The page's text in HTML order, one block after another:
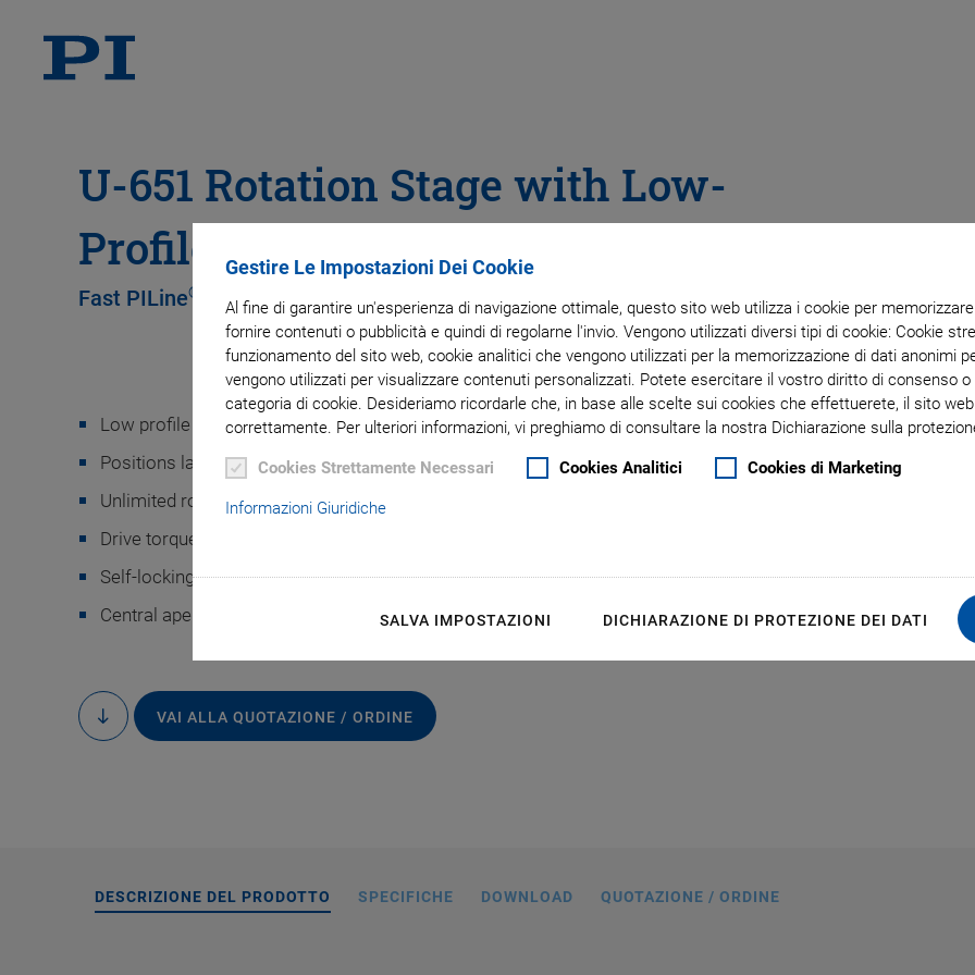
Gestire Le Impostazioni Dei Cookie
Al fine di garantire un'esperienza di navigazione ottimale, questo sito web utilizza i cookie per
fornire contenuti o pubblicità e quindi di regolarne l'invio. Vengono utilizzati diversi tipi di cookie: Cookie
funzionamento del sito web, cookie analitici che vengono utilizzati per la memorizzazione di dati anonimi
vengono utilizzati per visualizzare contenuti personalizzati. Potete esercitare il vostro diritto di consenso
categoria di cookie. Desideriamo ricordarle che, in base alle scelte sui cookies che effettuerete, il sito
correttamente. Per ulteriori informazioni, vi preghiamo di consultare la nostra Dichiarazione sulla
Cookies Strettamente Necessari Cookies Analitici Cookies di Marketing
Informazioni Giuridiche
SALVA IMPOSTAZIONI DICHIARAZIONE DI PROTEZIONE DEI DATI
U-651 Rotation Stage with Low-
Profile Design
Fast PILine® Direct Drive and Central Opening
Low profile of only 14 mm
Positions larger loads quickly and with precision
Unlimited rotation range >360°
Drive torque to 0.3 Nm in both directions of rotation
Self-locking when switched off: saves energy and reduces generation of heat
Central aperture for more fields of application
to
content
VAI ALLA QUOTAZIONE / ORDINEreferencing. Note that a comma is used in the drawings
DESCRIZIONE DEL PRODOTTO SPECIFICHE DOWNLOAD QUOTAZIONE / ORDINE